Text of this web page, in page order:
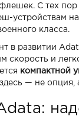
С тех
устройствам
класса.
в развитии
скорость и
компактной
— не опция,